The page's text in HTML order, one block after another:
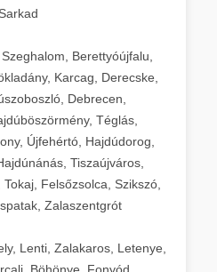
Sarkad
Berettyóújfalu,
Karcag, Derecske,
Debrecen,
Téglás,
Újfehértó, Hajdúdorog,
Tiszaújváros,
Felsőzsolca, Szikszó,
Zalaszentgrót
Lenti, Zalakaros, Letenye,
Böhönye, Fonyód,